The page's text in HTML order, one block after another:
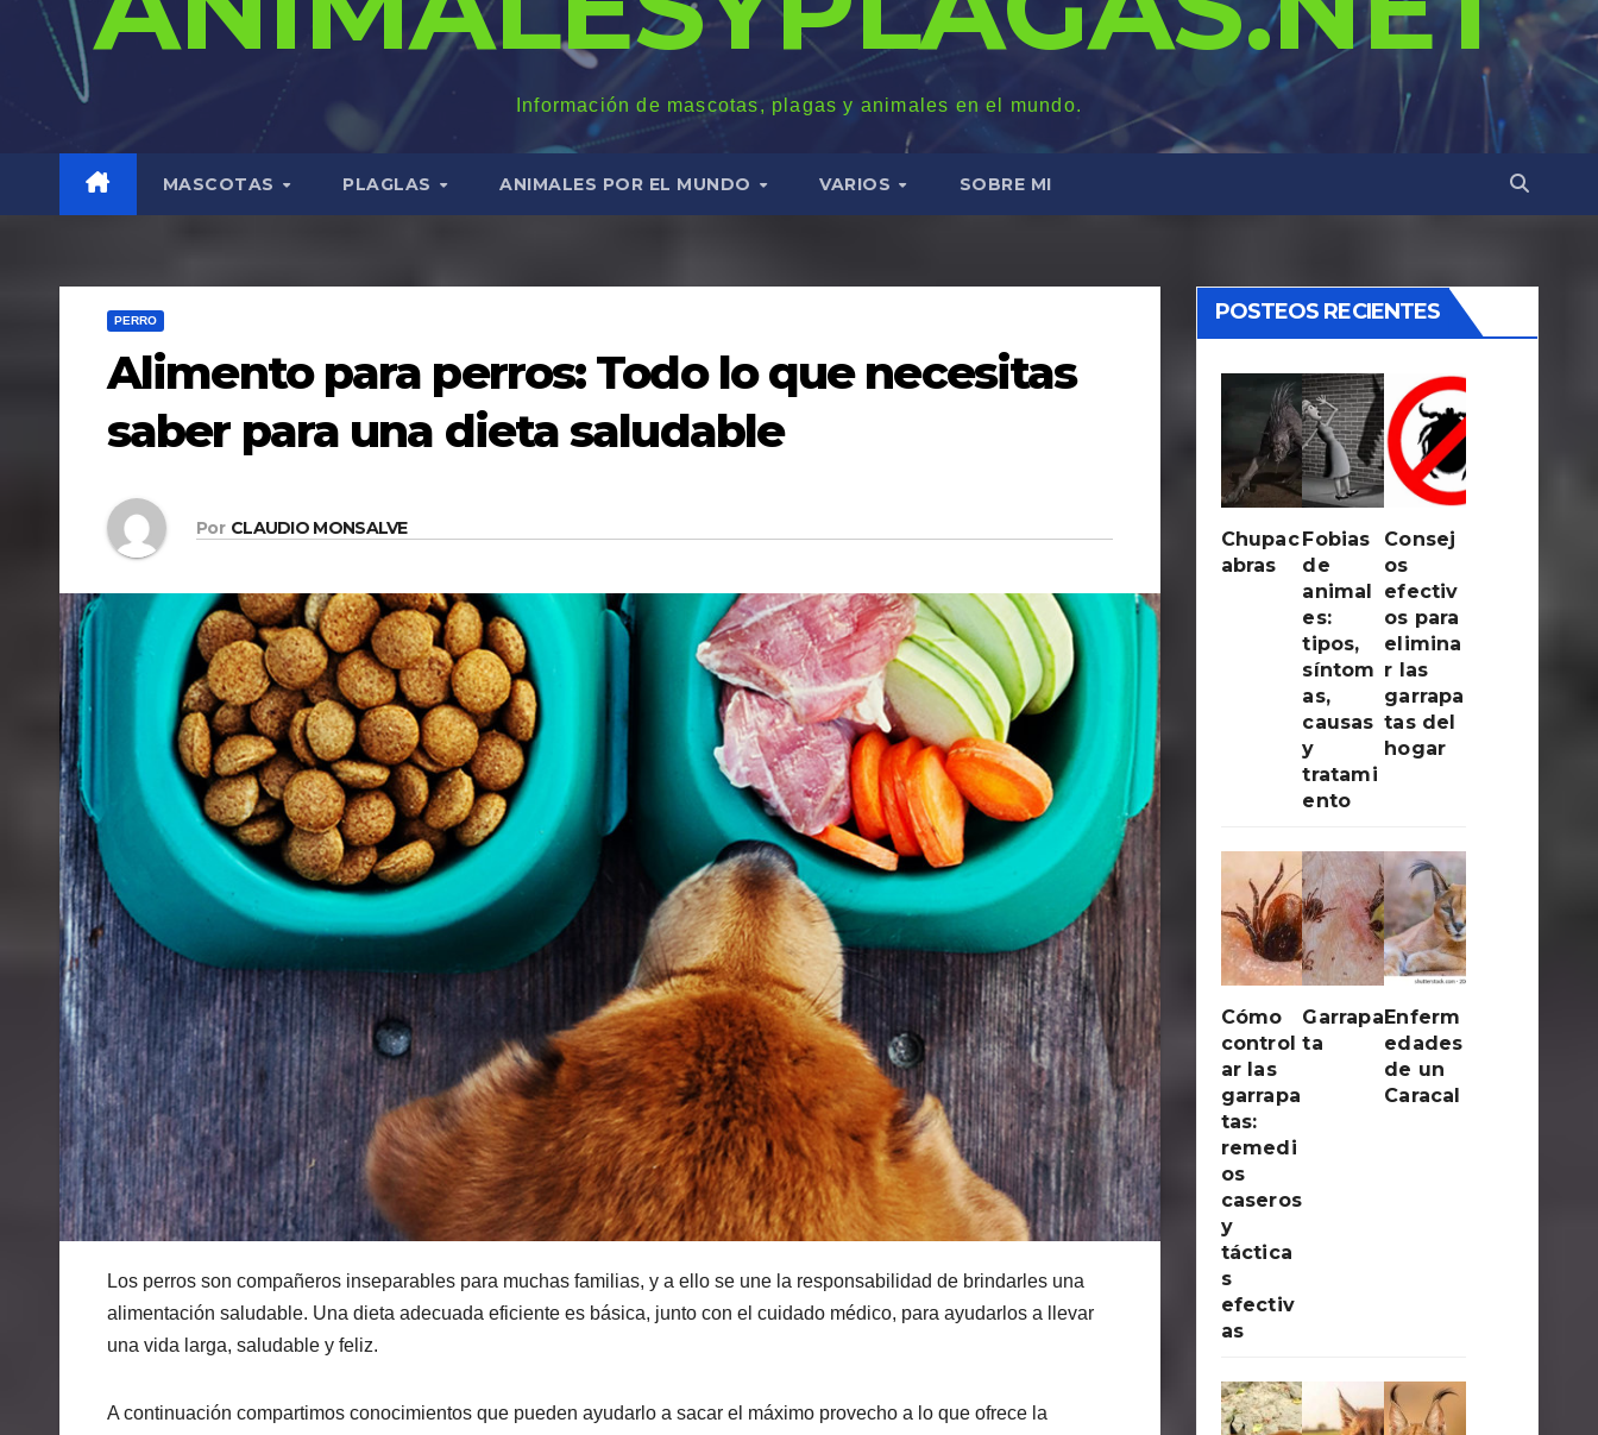
Información de mascotas, plagas y animales en el mundo.
MASCOTAS PLAGLAS ANIMALES POR EL MUNDO VARIOS SOBRE MI
PERRO
Alimento para perros: Todo lo que necesitas
saber para una dieta saludable
Por CLAUDIO MONSALVE
Los perros son compañeros inseparables para muchas familias, y a ello se une la responsabilidad de brindarles una
alimentación saludable. Una dieta adecuada eficiente es básica, junto con el cuidado médico, para ayudarlos a llevar
una vida larga, saludable y feliz.
A continuación compartimos conocimientos que pueden ayudarlo a sacar el máximo provecho a lo que ofrece la
POSTEOS RECIENTES
Chupac
abras
Fobias
de
animal
es:
tipos,
síntom
as,
causas
y
tratami
ento
Consej
os
efectiv
os para
elimina
r las
garrapa
tas del
hogar
Cómo
control
ar las
garrapa
tas:
remedi
os
caseros
y
táctica
s
efectiv
as
Garrapa
ta
Enferm
edades
de un
Caracal